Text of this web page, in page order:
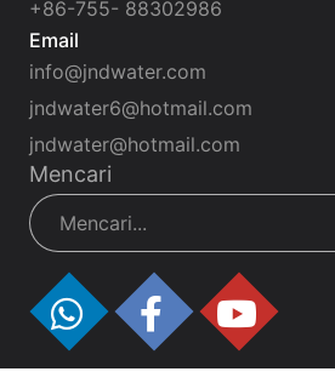
+86-755- 88302986
Email
info@jndwater.com
jndwater6@hotmail.com
jndwater@hotmail.com
Mencari